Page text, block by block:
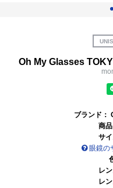
Oh My Glasses
ブランド：
商
サイ
眼鏡の
レ
レ